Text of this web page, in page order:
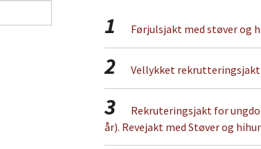
1 Førjulsjakt med støver og
2 Vellykket rekrutteringsjakt
3
Rekruteringsjakt for
år). Revejakt med Støver og